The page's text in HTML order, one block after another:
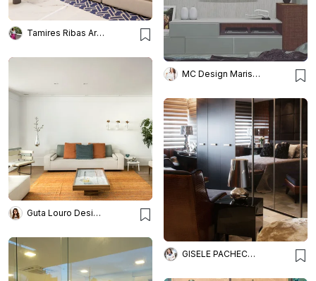
Tamires Ribas Arquitetura
MC Design Marisa Costa
Guta Louro Designs
GISELE PACHECO ARQUITETURA E INTERIORES